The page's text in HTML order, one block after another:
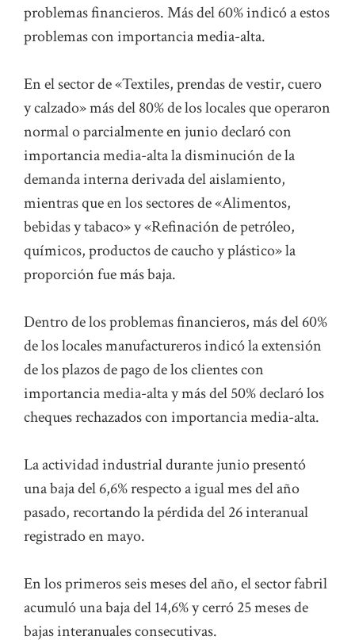
problemas financieros. Más del 60% indicó a estos
problemas con importancia media-alta.
En el sector de «Textiles, prendas de vestir, cuero
y calzado» más del 80% de los locales que operaron
normal o parcialmente en junio declaró con
importancia media-alta la disminución de la
demanda interna derivada del aislamiento,
mientras que en los sectores de «Alimentos,
bebidas y tabaco» y «Refinación de petróleo,
químicos, productos de caucho y plástico» la
proporción fue más baja.
Dentro de los problemas financieros, más del 60%
de los locales manufactureros indicó la extensión
de los plazos de pago de los clientes con
importancia media-alta y más del 50% declaró los
cheques rechazados con importancia media-alta.
La actividad industrial durante junio presentó
una baja del 6,6% respecto a igual mes del año
pasado, recortando la pérdida del 26 interanual
registrado en mayo.
En los primeros seis meses del año, el sector fabril
acumuló una baja del 14,6% y cerró 25 meses de
bajas interanuales consecutivas.